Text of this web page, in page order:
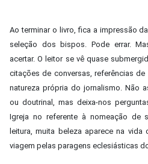
Ao terminar o livro, fica a impressão
seleção dos bispos. Pode errar.
acertar. O leitor se vê quase
citações de conversas, referências
natureza própria do jornalismo. Não
ou doutrinal, mas deixa-nos
Igreja no referente à nomeação de
leitura, muita beleza aparece na
viagem pelas paragens eclesiásticas